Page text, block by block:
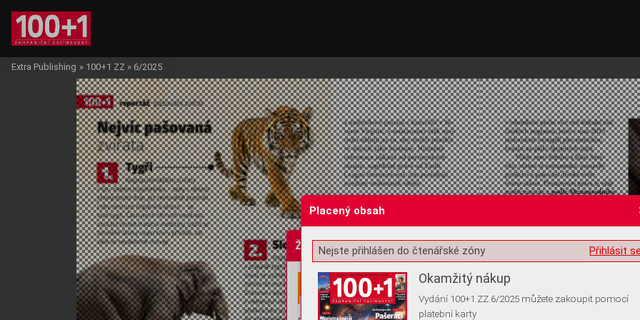
Žádost o souhlas s ukládáním volitelných informací
Extra Publishing » 100+1 ZZ » 6/2025
Placený obsah
Přihlásit
Nejste přihlášen do čtenářské zóny
Okamžitý nákup
Vydání 100+1 ZZ 6/2025 můžete zakoupit pomocí
platební karty